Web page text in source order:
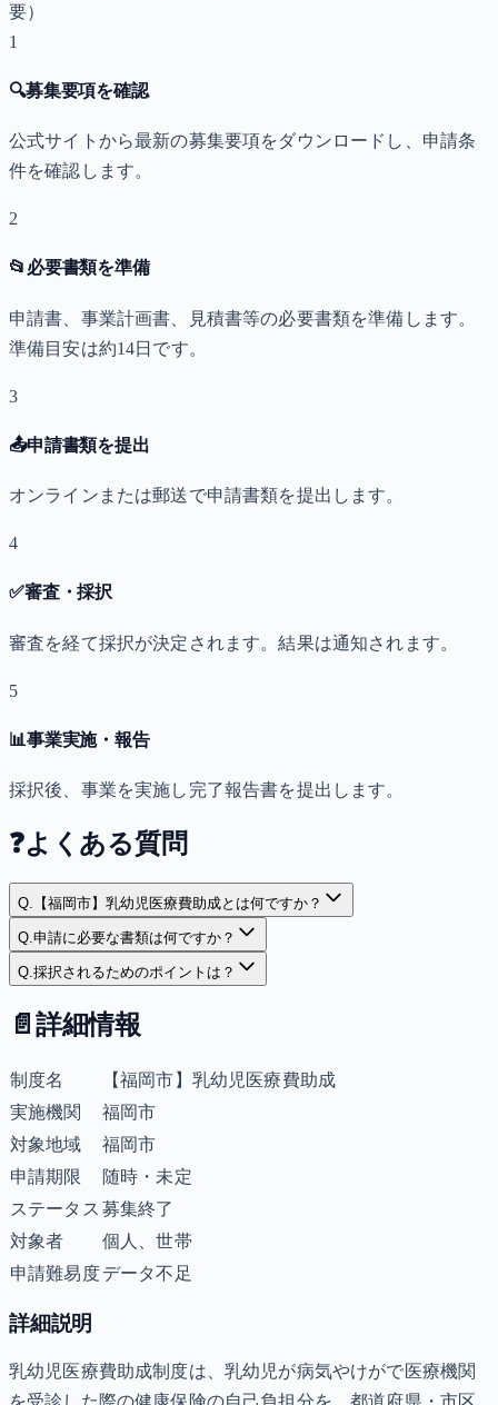
要）
1
🔍募集要項を確認
公式サイトから最新の募集要項をダウンロードし、申請条
件を確認します。
2
📂 必要書類を準備
申請書、事業計画書、見積書等の必要書類を準備します。
準備目安は約14日です。
3
📤申請書類を提出
オンラインまたは郵送で申請書類を提出します。
4
✅審査・採択
審査を経て採択が決定されます。結果は通知されます。
5
📊事業実施・報告
採択後、事業を実施し完了報告書を提出します。
❓よくある質問
Q. 【福岡市】乳幼児医療費助成とは何ですか？
Q.申請に必要な書類は何ですか？
Q.採択されるためのポイントは？
📄 詳細情報
制度名
【福岡市】乳幼児医療費助成
実施機関
福岡市
対象地域
福岡市
申請期限
随時・未定
ステータス 募集終了
対象者
個人、世帯
申請難易度データ不足
詳細説明
乳幼児医療費助成制度は、乳幼児が病気やけがで医療機関